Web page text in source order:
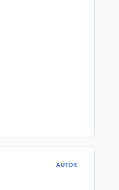
AUTOR